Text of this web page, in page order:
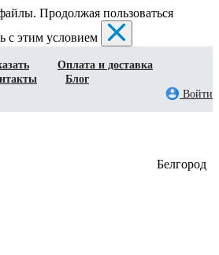
Продолжая пользоваться
с этим условием
Оплата и доставка
Блог
Войти
Белгород